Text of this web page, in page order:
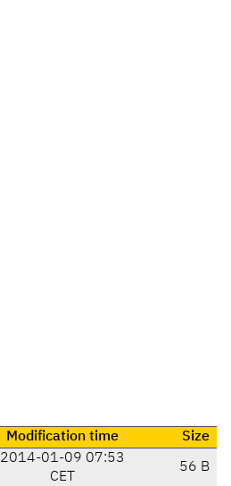
Modification time
Size
2014-01-09 07:53
CET
56 B